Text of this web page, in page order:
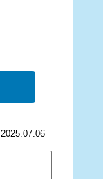
2025.07.06